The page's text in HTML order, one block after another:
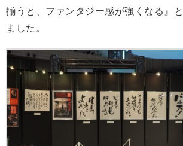
揃うと、ファンタジー感が強くなる』
ました。